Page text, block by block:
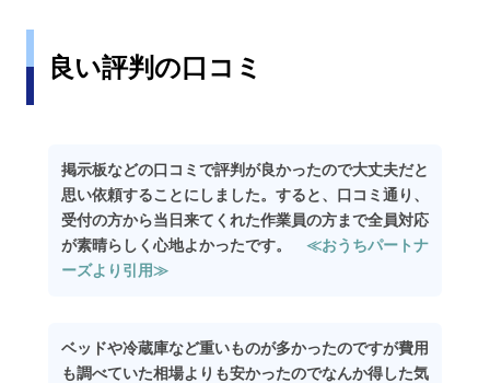
良い評判の口コミ
掲示板などの口コミで評判が良かったので大丈夫だと
思い依頼することにしました。すると、口コミ通り、
受付の方から当日来てくれた作業員の方まで全員対応
が素晴らしく心地よかったです。 ≪おうちパートナ
ーズより引用≫
ベッドや冷蔵庫など重いものが多かったのですが費用
も調べていた相場よりも安かったのでなんか得した気